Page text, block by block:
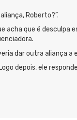
Roberto?”.
acha que é desculpa
dar outra aliança a
depois, ele